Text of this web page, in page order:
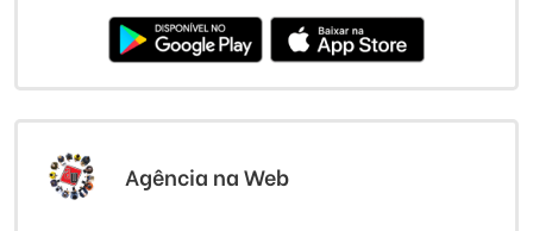
Agência na Web